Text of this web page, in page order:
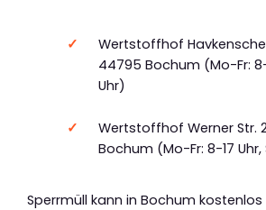
Wertstoffhof
44795 Bochum (Mo-Fr: 8-
Uhr)
Wertstoffhof Werner Str.
Bochum (Mo-Fr: 8-17 Uhr,
Sperrmüll kann in Bochum